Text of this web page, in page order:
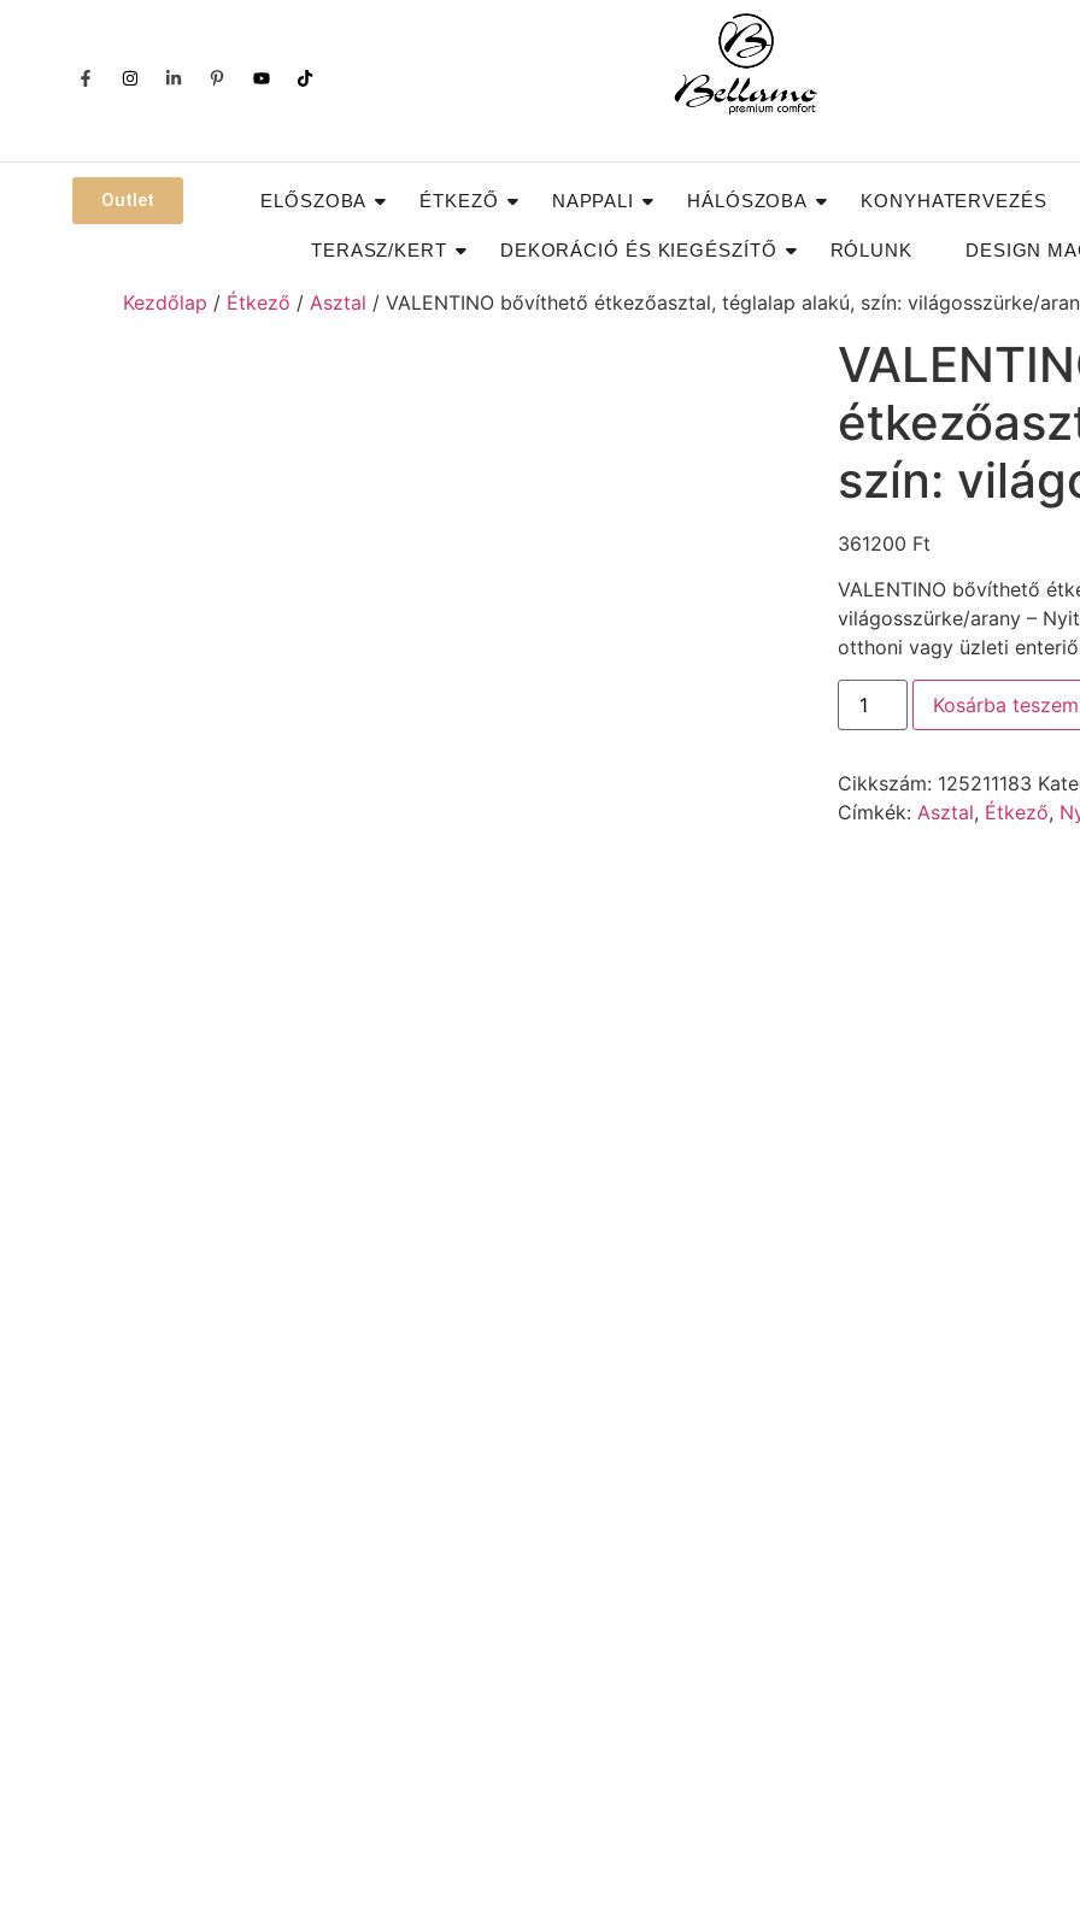
Outlet ELŐSZOBA ÉTKEZŐ NAPPALI HÁLÓSZOBA KONYHATERVEZÉS
TERASZ/KERT DEKORÁCIÓ ÉS KIEGÉSZÍTŐ RÓLUNK DESIGN
Kezdőlap / Étkező / Asztal / VALENTINO bővíthető étkezőasztal, téglalap alakú, szín: világosszürke/
szín:
361200 Ft
VALENTINO bővíthető
világosszürke/arany –
otthoni vagy üzleti
Kosárba teszem
Cikkszám: 125211183
Címkék: Asztal, Étkező,